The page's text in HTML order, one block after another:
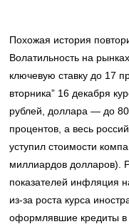
Похожая история
Волатильность на
ключевую ставку до 17
вторника” 16 декабря
рублей, доллара — до
процентов, а весь
уступил стоимости
миллиардов долларов).
показателей инфляция
из-за роста курса
оформлявшие кредиты в